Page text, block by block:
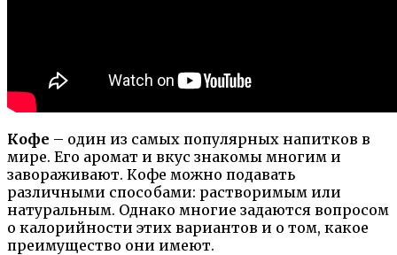
Кофе – один из самых популярных напитков в
мире. Его аромат и вкус знакомы многим и
завораживают. Кофе можно подавать
различными способами: растворимым или
натуральным. Однако многие задаются вопросом
о калорийности этих вариантов и о том, какое
преимущество они имеют.